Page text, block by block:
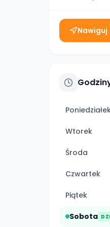
Nawiguj
Wtorek
Środa
Czwartek
Piątek
Sobota